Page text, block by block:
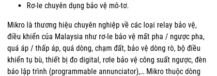
Rơ-le chuyên dụng bảo vệ mô-tơ.
Mikro là thương hiệu chuyên nghiệp về các loại relay bảo vệ,
điều khiển của Malaysia như rơ-le bảo vệ mất pha / ngược pha,
quá áp / thấp áp, quá dòng, chạm đất, bảo vệ dòng rò, bộ điều
khiển tụ bù, thiết bị đo digital, rơle bảo vệ công suất ngược, đèn
báo lập trình (programmable annunciator),… Mikro thuộc dòng